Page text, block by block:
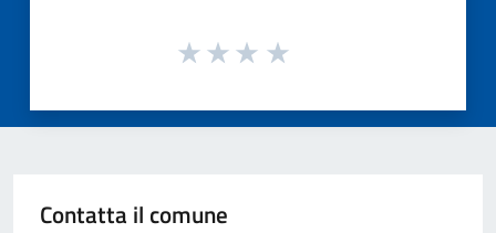
Contatta il comune